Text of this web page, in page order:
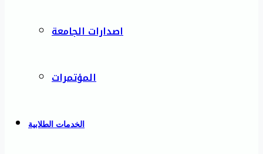
اصدارات الجامعة
المؤتمرات
الخدمات الطلابية